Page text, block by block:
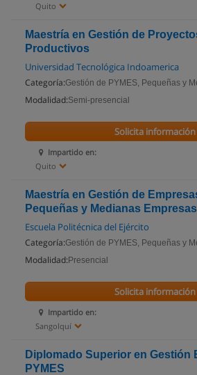
Quito
Maestría en Gestión de
Productivos
Universidad Tecnológica Indoamerica
Categoría:Gestión de PYMES, Pequeñas y
Modalidad:Semi-presencial
Impartido en:
Quito
Solicita información
Maestría en Gestión de
Pequeñas y Medianas Empresas
Escuela Politécnica del Ejército
Categoría:Gestión de PYMES, Pequeñas y
Modalidad: Presencial
Impartido en:
Sangolquí
Solicita información
Diplomado Superior en Gestión
PYMES